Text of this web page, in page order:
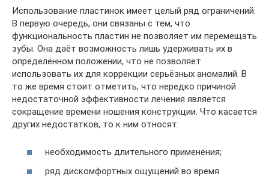
Использование пластинок имеет целый ряд ограничений.
В первую очередь, они связаны с тем, что
функциональность пластин не позволяет им перемещать
зубы. Она даёт возможность лишь удерживать их в
определённом положении, что не позволяет
использовать их для коррекции серьёзных аномалий. В
то же время стоит отметить, что нередко причиной
недостаточной эффективности лечения является
сокращение времени ношения конструкции. Что касается
других недостатков, то к ним относят:
необходимость длительного применения;
ряд дискомфортных ощущений во время